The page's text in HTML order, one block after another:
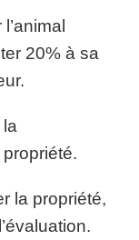
20% à sa
la propriété,